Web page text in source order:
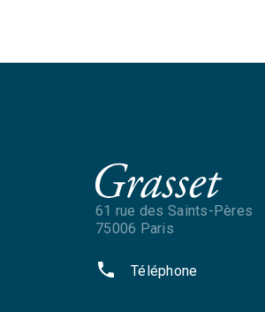
61 rue des Saints-Pères
75006 Paris
phone Téléphone